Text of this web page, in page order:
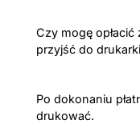
Czy mogę
przyjść do
Po dokonaniu
drukować.